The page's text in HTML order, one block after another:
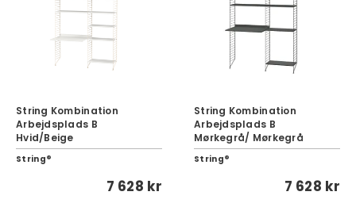
String Kombination
Arbejdsplads B
Hvid/Beige
String®
7 628 kr
String Kombination
Arbejdsplads B
Mørkegrå/ Mørkegrå
String®
7 628 kr